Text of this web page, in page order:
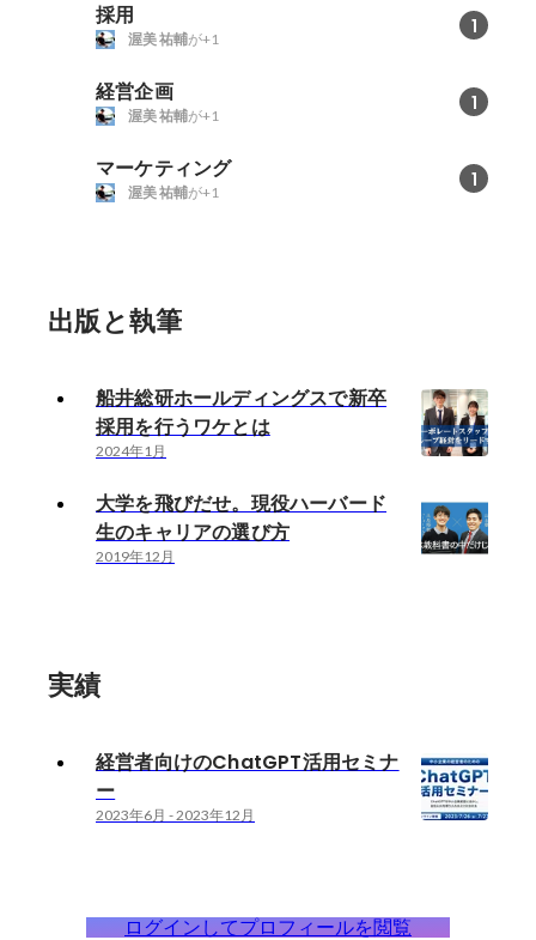
採用 1
渥美 祐輔が+1
経営企画 1
渥美 祐輔が+1
マーケティング 1
渥美 祐輔が+1
出版と執筆
船井総研ホールディングスで新卒
採用を行うワケとは
2024年1月
大学を飛びだせ。現役ハーバード
生のキャリアの選び方
2019年12月
実績
経営者向けのChatGPT活用セミナ
ー
2023年6月 -2023年12月
ログインしてプロフィールを閲覧